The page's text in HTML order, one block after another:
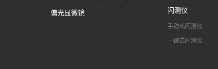
偏光显微镜 闪测仪
手动式闪测仪
一键式闪测仪